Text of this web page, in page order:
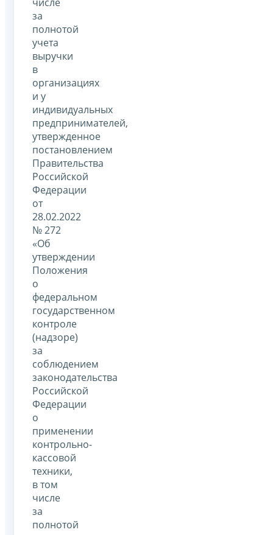
за
полнотой
учета
выручки
в
организациях
и у
индивидуальных
предпринимателей,
утвержденное
постановлением
Правительства
Российской
Федерации
от
28.02.2022
№ 272
«Об
утверждении
Положения
о
федеральном
государственном
контроле
(надзоре)
за
соблюдением
законодательства
Российской
Федерации
о
применении
контрольно-
кассовой
техники,
в том
числе
за
полнотой